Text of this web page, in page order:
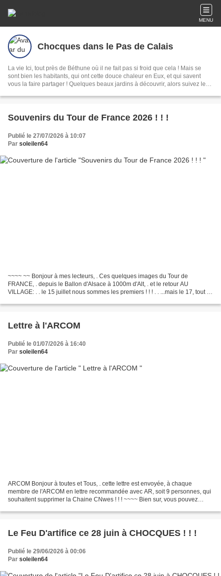
MENU
Chocques dans le Pas de Calais
La vie Ici, tout près de Béthune où il ne fait pas si froid que cela ! Mais se
sont bien les habitants, qui ont cette douce chaleur en Eux, et qui savent
vous la faire partager ! Quelques beaux jardins à découvrir, alors suivez le
Souvenirs du Tour de France 2026 ! ! !
Publié le 27/07/2026 à 10:07
Par soleilen64
~~~~ ~~ Bonjour à mes lecteurs, . Ces quelques images du Tour de
FRANCE, . depuis le Ballon d'Alsace à 1000m d'Alt, . et le retour AU
VILLAGE: . . le 15 juillet nous sommes les premiers ! ! ! . . ...mais le 17, tout le
Lettre à l'ARCOM
Publié le 01/07/2026 à 16:40
Par soleilen64
ARCOM Bonjour à toutes et Tous, . cette lettre est envoyée, à chaque
membre de l'ARCOM en lettre recommandée avec AR, soit 9 personnes, qui
souhaitent supprimer la Chaine CNwes ! ! ! ~~~~ Bien sur, vous pouvez
Le Feu D'artifice ce 28 juin à CHOCQUES ! ! !
Publié le 29/06/2026 à 00:06
Par soleilen64